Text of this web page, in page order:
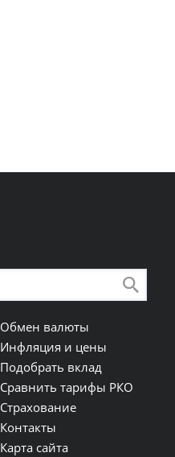
Обмен валюты
Инфляция и цены
Подобрать вклад
Сравнить тарифы РКО
Страхование
Контакты
Карта сайта